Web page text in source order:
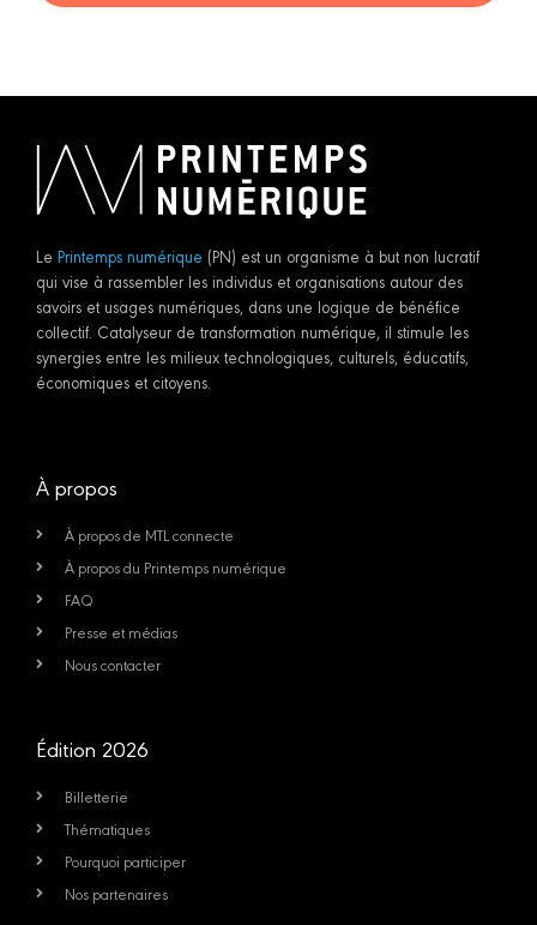
Le Printemps numérique (PN) est un organisme à but non lucratif
qui vise à rassembler les individus et organisations autour des
savoirs et usages numériques, dans une logique de bénéfice
collectif. Catalyseur de transformation numérique, il stimule les
synergies entre les milieux technologiques, culturels, éducatifs,
économiques et citoyens.
À propos
À propos de MTL connecte
À propos du Printemps numérique
FAQ
Presse et médias
Nous contacter
Édition 2026
Billetterie
Thématiques
Pourquoi participer
Nos partenaires